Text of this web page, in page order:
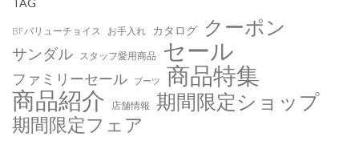
TAG
BFバリューチョイス お手入れ カタログ クーポン
サンダル スタッフ愛用商品 セール
ファミリーセール ブーツ 商品特集
商品紹介 店舗情報 期間限定ショップ
期間限定フェア